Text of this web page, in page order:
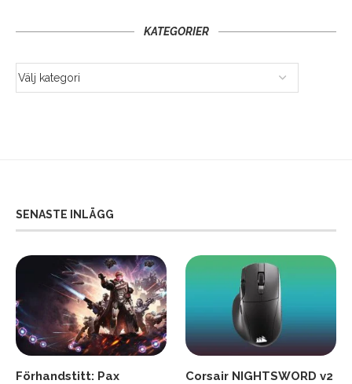
KATEGORIER
SENASTE INLÄGG
Förhandstitt: Pax
Corsair NIGHTSWORD v2